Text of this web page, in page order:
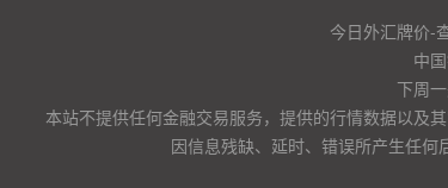
今日外汇牌价-
中
下周
本站不提供任何金融交易服务，提供的行情数据以及
因信息残缺、延时、错误所产生任何